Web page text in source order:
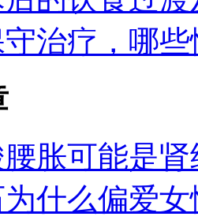
治疗，哪
胀可能是
什么偏爱